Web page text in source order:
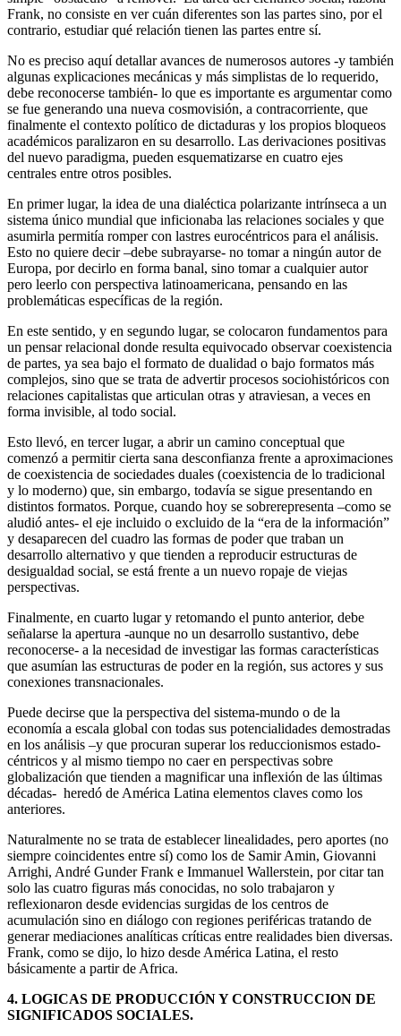
Frank, no consiste en ver cuán diferentes son las partes sino, por el
contrario, estudiar qué relación tienen las partes entre sí.
No es preciso aquí detallar avances de numerosos autores -y también
algunas explicaciones mecánicas y más simplistas de lo requerido,
debe reconocerse también- lo que es importante es argumentar como
se fue generando una nueva cosmovisión, a contracorriente, que
finalmente el contexto político de dictaduras y los propios bloqueos
académicos paralizaron en su desarrollo. Las derivaciones positivas
del nuevo paradigma, pueden esquematizarse en cuatro ejes
centrales entre otros posibles.
En primer lugar, la idea de una dialéctica polarizante intrínseca a un
sistema único mundial que inficionaba las relaciones sociales y que
asumirla permitía romper con lastres eurocéntricos para el análisis.
Esto no quiere decir –debe subrayarse- no tomar a ningún autor de
Europa, por decirlo en forma banal, sino tomar a cualquier autor
pero leerlo con perspectiva latinoamericana, pensando en las
problemáticas específicas de la región.
En este sentido, y en segundo lugar, se colocaron fundamentos para
un pensar relacional donde resulta equivocado observar coexistencia
de partes, ya sea bajo el formato de dualidad o bajo formatos más
complejos, sino que se trata de advertir procesos sociohistóricos con
relaciones capitalistas que articulan otras y atraviesan, a veces en
forma invisible, al todo social.
Esto llevó, en tercer lugar, a abrir un camino conceptual que
comenzó a permitir cierta sana desconfianza frente a aproximaciones
de coexistencia de sociedades duales (coexistencia de lo tradicional
y lo moderno) que, sin embargo, todavía se sigue presentando en
distintos formatos. Porque, cuando hoy se sobrerepresenta –como se
aludió antes- el eje incluido o excluido de la “era de la información”
y desaparecen del cuadro las formas de poder que traban un
desarrollo alternativo y que tienden a reproducir estructuras de
desigualdad social, se está frente a un nuevo ropaje de viejas
perspectivas.
Finalmente, en cuarto lugar y retomando el punto anterior, debe
señalarse la apertura -aunque no un desarrollo sustantivo, debe
reconocerse- a la necesidad de investigar las formas características
que asumían las estructuras de poder en la región, sus actores y sus
conexiones transnacionales.
Puede decirse que la perspectiva del sistema-mundo o de la
economía a escala global con todas sus potencialidades demostradas
en los análisis –y que procuran superar los reduccionismos estado-
céntricos y al mismo tiempo no caer en perspectivas sobre
globalización que tienden a magnificar una inflexión de las últimas
décadas- heredó de América Latina elementos claves como los
anteriores.
Naturalmente no se trata de establecer linealidades, pero aportes (no
siempre coincidentes entre sí) como los de Samir Amin, Giovanni
Arrighi, André Gunder Frank e Immanuel Wallerstein, por citar tan
solo las cuatro figuras más conocidas, no solo trabajaron y
reflexionaron desde evidencias surgidas de los centros de
acumulación sino en diálogo con regiones periféricas tratando de
generar mediaciones analíticas críticas entre realidades bien diversas.
Frank, como se dijo, lo hizo desde América Latina, el resto
básicamente a partir de Africa.
4. LOGICAS DE PRODUCCIÓN Y CONSTRUCCION DE
SIGNIFICADOS SOCIALES.